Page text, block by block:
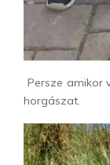
Persze amikor
horgászat.